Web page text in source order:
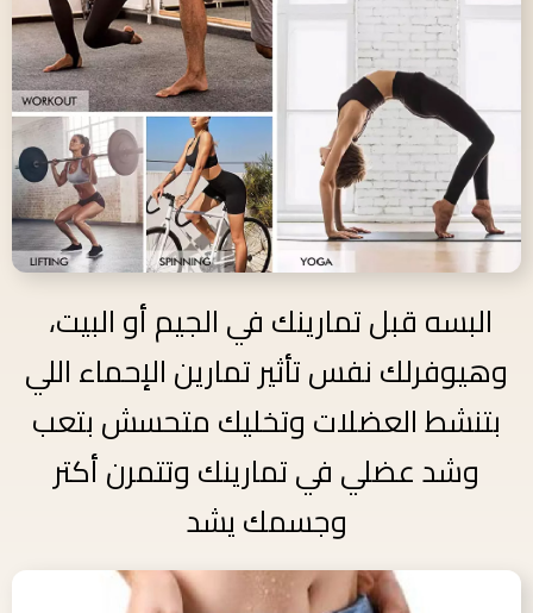
وهيوفرلك نفس تأثير تمارين الإحماء اللي
بتنشط العضلات وتخليك متحسش بتعب
وشد عضلي في تمارينك وتتمرن أكتر
وجسمك يشد